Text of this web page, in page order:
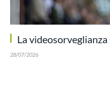
La
28/07/2026